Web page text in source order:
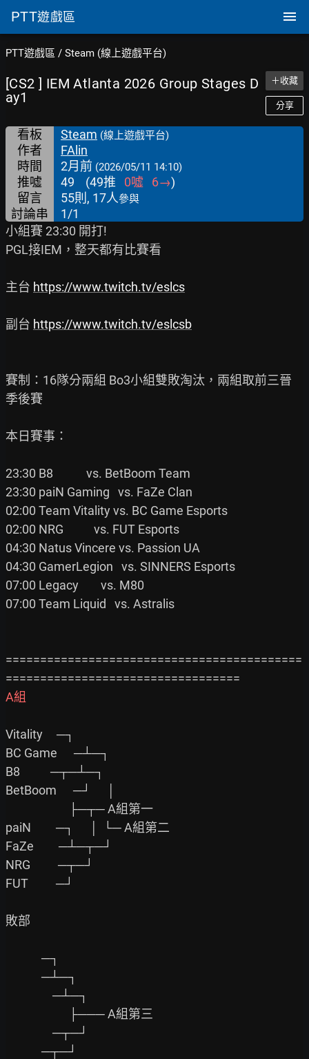
PTT遊戲區
PTT遊戲區 / Steam (線上遊戲平台)
[CS2 ] IEM Atlanta 2026 Group Stages D
ay1
＋收藏
分享
看板 Steam (線上遊戲平台)
作者
FAlin
時間
2月前 (2026/05/11 14:10)
推噓 49 (49推 0噓 6→)
留言
55則, 17人參與
討論串
1/1
小組賽 23:30 開打!
PGL接IEM，整天都有比賽看
主台 https://www.twitch.tv/eslcs
副台 https://www.twitch.tv/eslcsb
賽制：16隊分兩組 Bo3小組雙敗淘汰，兩組取前三晉
季後賽
本日賽事：
23:30 B8            vs. BetBoom Team
23:30 paiN Gaming   vs. FaZe Clan
02:00 Team Vitality vs. BC Game Esports
02:00 NRG           vs. FUT Esports
04:30 Natus Vincere vs. Passion UA
04:30 GamerLegion   vs. SINNERS Esports
07:00 Legacy        vs. M80
07:00 Team Liquid   vs. Astralis
===========================================
A組
Vitality     ─┐
BC Game      ─┴─┐
B8           ─┬─┴─┐
BetBoom      ─┘      │
paiN         ─┐      │  └─ A組第二
FaZe         ─┴─┬─┘
NRG          ─┬─┘
FUT          ─┘
敗部